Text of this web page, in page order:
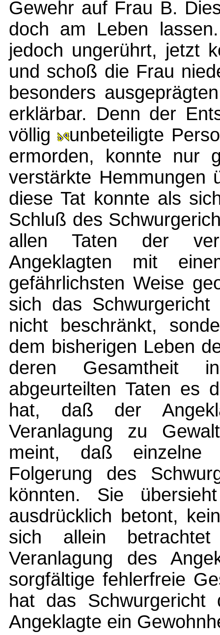
Gewehr auf Frau B.
doch am Leben
jedoch ungerührt, jetzt
und schoß die Frau
besonders
erklärbar. Denn der
völlig
unbeteiligte
ermorden, konnte nur
verstärkte Hemmungen
diese Tat konnte als
Schluß des
allen Taten der
Angeklagten mit
gefährlichsten Weise
sich das
nicht beschränkt,
dem bisherigen Leben
deren Gesamtheit
abgeurteilten Taten es
hat, daß der
Veranlagung zu
meint, daß einzelne
Folgerung des
könnten. Sie
ausdrücklich betont,
sich allein
Veranlagung des
sorgfältige fehlerfreie
hat das
Angeklagte ein